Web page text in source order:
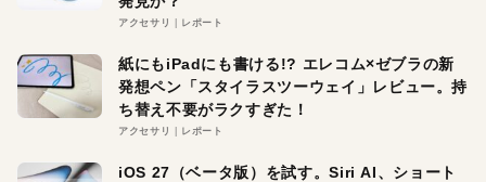
アクセサリ レポート
紙にもiPadにも書ける!? エレコム×ゼブラの新
発想ペン「スタイラスツーウェイ」レビュー。持
ち替え不要がラクすぎた！
アクセサリ レポート
iOS 27（ベータ版）を試す。Siri AI、ショート